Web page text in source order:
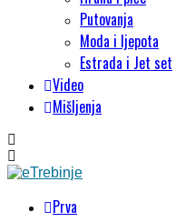
Putovanja
Moda i ljepota
Estrada i Jet set
Video
Mišljenja
Prva